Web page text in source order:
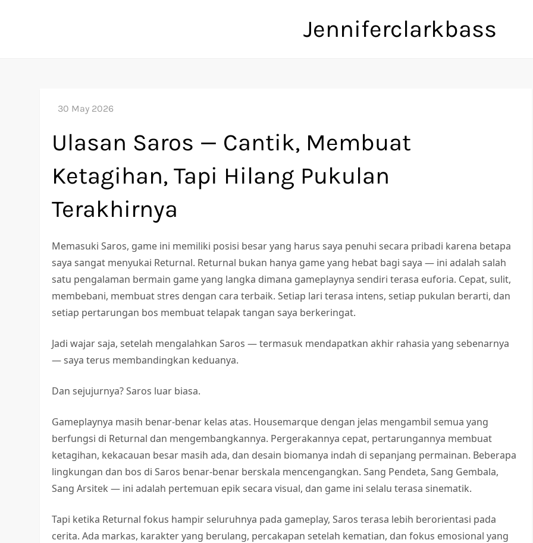
Jenniferclarkbass
Ulasan Saros — Cantik, Membuat
Ketagihan, Tapi Hilang Pukulan
Terakhirnya
Memasuki Saros, game ini memiliki posisi besar yang harus saya penuhi secara pribadi karena betapa
saya sangat menyukai Returnal. Returnal bukan hanya game yang hebat bagi saya — ini adalah salah
satu pengalaman bermain game yang langka dimana gameplaynya sendiri terasa euforia. Cepat, sulit,
membebani, membuat stres dengan cara terbaik. Setiap lari terasa intens, setiap pukulan berarti, dan
setiap pertarungan bos membuat telapak tangan saya berkeringat.
Jadi wajar saja, setelah mengalahkan Saros — termasuk mendapatkan akhir rahasia yang sebenarnya
— saya terus membandingkan keduanya.
Dan sejujurnya? Saros luar biasa.
Gameplaynya masih benar-benar kelas atas. Housemarque dengan jelas mengambil semua yang
berfungsi di Returnal dan mengembangkannya. Pergerakannya cepat, pertarungannya membuat
ketagihan, kekacauan besar masih ada, dan desain biomanya indah di sepanjang permainan. Beberapa
lingkungan dan bos di Saros benar-benar berskala mencengangkan. Sang Pendeta, Sang Gembala,
Sang Arsitek — ini adalah pertemuan epik secara visual, dan game ini selalu terasa sinematik.
Tapi ketika Returnal fokus hampir seluruhnya pada gameplay, Saros terasa lebih berorientasi pada
cerita. Ada markas, karakter yang berulang, percakapan setelah kematian, dan fokus emosional yang